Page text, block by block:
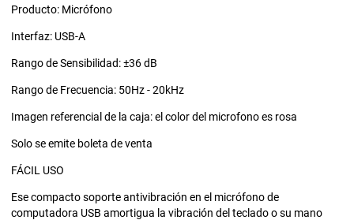
Producto: Micrófono
Interfaz: USB-A
Rango de Sensibilidad: ±36 dB
Rango de Frecuencia: 50Hz - 20kHz
Imagen referencial de la caja: el color del microfono es rosa
Solo se emite boleta de venta
FÁCIL USO
Ese compacto soporte antivibración en el micrófono de
computadora USB amortigua la vibración del teclado o su mano